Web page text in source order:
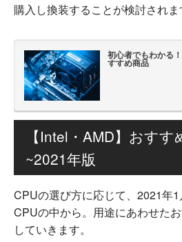
購入し換装することが検討されま
初心者でもわかる
すすめ商品
【Intel・AMD】おすす
~2021年版
CPUの選び方に応じて、2021年
CPUの中から。用途にあわせた
していきます。